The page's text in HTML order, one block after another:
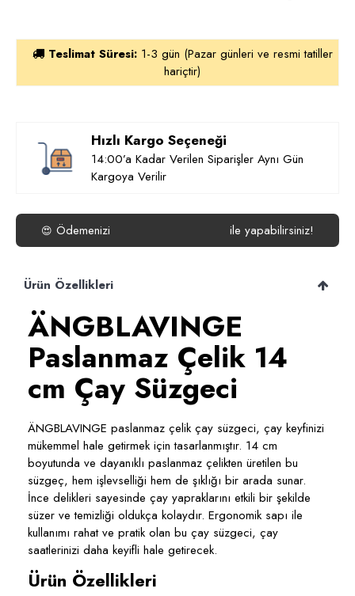
Teslimat Süresi: 1-3 gün (Pazar günleri ve resmi tatiller
hariçtir)
Hızlı Kargo Seçeneği
14:00’a Kadar Verilen Siparişler Aynı Gün
Kargoya Verilir
😍 Ödemenizi ile yapabilirsiniz!
Ürün Özellikleri
ÄNGBLAVINGE
Paslanmaz Çelik 14
cm Çay Süzgeci
ÄNGBLAVINGE paslanmaz çelik çay süzgeci, çay keyfinizi
mükemmel hale getirmek için tasarlanmıştır. 14 cm
boyutunda ve dayanıklı paslanmaz çelikten üretilen bu
süzgeç, hem işlevselliği hem de şıklığı bir arada sunar.
İnce delikleri sayesinde çay yapraklarını etkili bir şekilde
süzer ve temizliği oldukça kolaydır. Ergonomik sapı ile
kullanımı rahat ve pratik olan bu çay süzgeci, çay
saatlerinizi daha keyifli hale getirecek.
Ürün Özellikleri